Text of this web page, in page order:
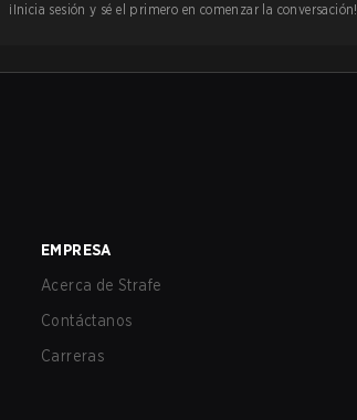
¡Inicia sesión y sé el primero en comenzar la conversación!
EMPRESA
Acerca de Strafe
Contáctanos
Carreras